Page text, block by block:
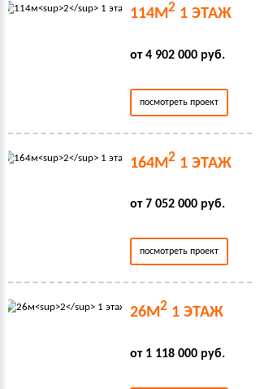
114М2 1 ЭТАЖ
от 4 902 000 руб.
посмотреть проект
164М2 1 ЭТАЖ
от 7 052 000 руб.
посмотреть проект
26М2 1 ЭТАЖ
от 1 118 000 руб.